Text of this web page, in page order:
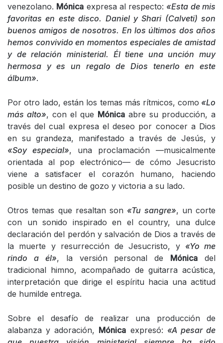
venezolano. Mónica expresa al respecto: «Esta de mis
favoritas en este disco. Daniel y Shari (Calveti) son
buenos amigos de nosotros. En los últimos dos años
hemos convivido en momentos especiales de amistad
y de relación ministerial. Él tiene una unción muy
hermosa y es un regalo de Dios tenerlo en este
álbum».
Por otro lado, están los temas más rítmicos, como «Lo
más alto», con el que Mónica abre su producción, a
través del cual expresa el deseo por conocer a Dios
en su grandeza, manifestado a través de Jesús, y
«Soy especial», una proclamación —musicalmente
orientada al pop electrónico— de cómo Jesucristo
viene a satisfacer el corazón humano, haciendo
posible un destino de gozo y victoria a su lado.
Otros temas que resaltan son «Tu sangre», un corte
con un sonido inspirado en el country, una dulce
declaración del perdón y salvación de Dios a través de
la muerte y resurrección de Jesucristo, y «Yo me
rindo a él», la versión personal de Mónica del
tradicional himno, acompañado de guitarra acústica,
interpretación que dirige el espíritu hacia una actitud
de humilde entrega.
Sobre el desafío de realizar una producción de
alabanza y adoración, Mónica expresó: «A pesar de